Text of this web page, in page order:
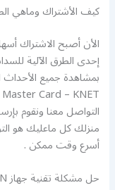
كيف الأشتراك وماهي
إحدى الطرق الآلية
بمشاهدة جميع الأحداث
التواصل معنا ونقوم
منزلك كل ماعليك هو
أسرع وقت ممكن .
حل مشكلة تقنية جهاز beIN غير قادر على تلقي الأشارة ؟